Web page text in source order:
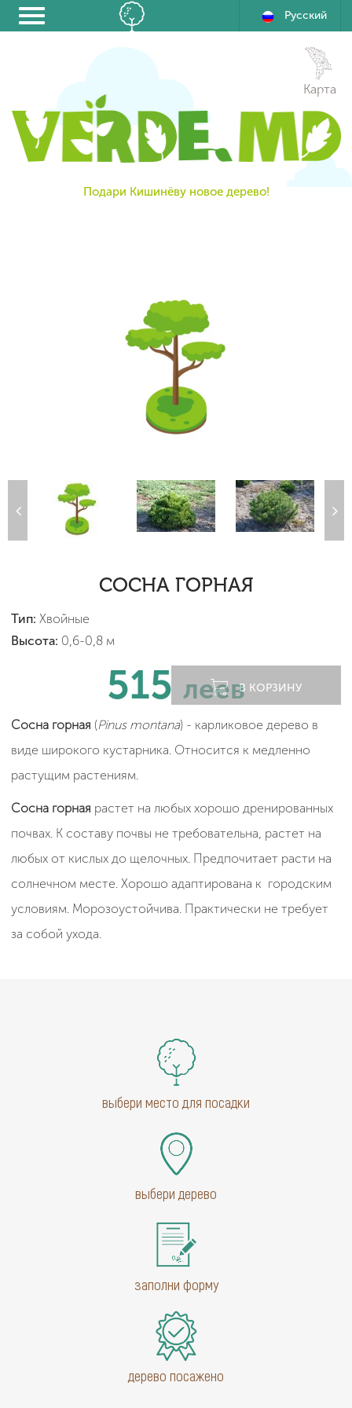
Русский
Подари Кишинёву новое дерево!
Карта
СОСНА ГОРНАЯ
Тип: Хвойные
Высота: 0,6-0,8 м
515 леевВ КОРЗИНУ
Сосна горная (Pinus montana) - карликовое дерево в
виде широкого кустарника. Относится к медленно
растущим растениям.
Сосна горная растет на любых хорошо дренированных
почвах. К составу почвы не требовательна, растет на
любых от кислых до щелочных. Предпочитает расти на
солнечном месте. Хорошо адаптирована к городским
условиям. Морозоустойчива. Практически не требует
за собой ухода.
выбери место для посадки
выбери дерево
заполни форму
дерево посажено